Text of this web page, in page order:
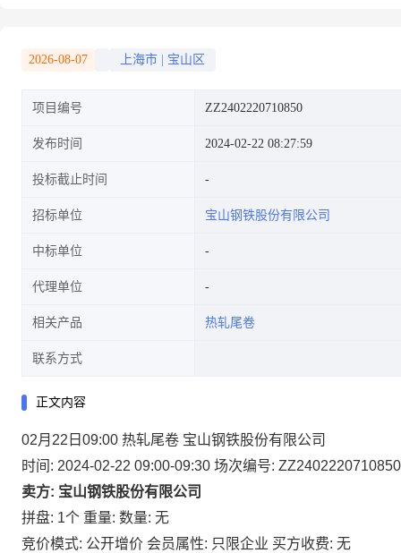
2026-08-07 上海市 宝山区
项目编号 ZZ2402220710850
发布时间 2024-02-22 08:27:59
投标截止时间
招标单位 宝山钢铁股份有限公司
中标单位
代理单位
相关产品 热轧尾卷
联系方式
正文内容
02月22日09:00 热轧尾卷 宝山钢铁股份有限公司
时间: 2024-02-22 09:00-09:30 场次编号: ZZ2402220710850
卖方: 宝山钢铁股份有限公司
拼盘: 1个 重量: 数量: 无
竞价模式: 公开增价 会员属性: 只限企业 买方收费: 无